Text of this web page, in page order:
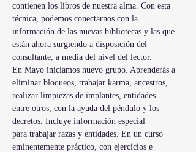
contienen los libros de nuestra alma. Con esta
técnica, podemos conectarnos con la
información de las nuevas bibliotecas y las que
están ahora surgiendo a disposición del
consultante, a media del nivel del lector.
En Mayo iniciamos nuevo grupo. Aprenderás a
eliminar bloqueos, trabajar karma, ancestros,
realizar limpiezas de implantes, entidades…
entre otros, con la ayuda del péndulo y los
decretos. Incluye información especial
para trabajar razas y entidades. En un curso
eminentemente práctico, con ejercicios e